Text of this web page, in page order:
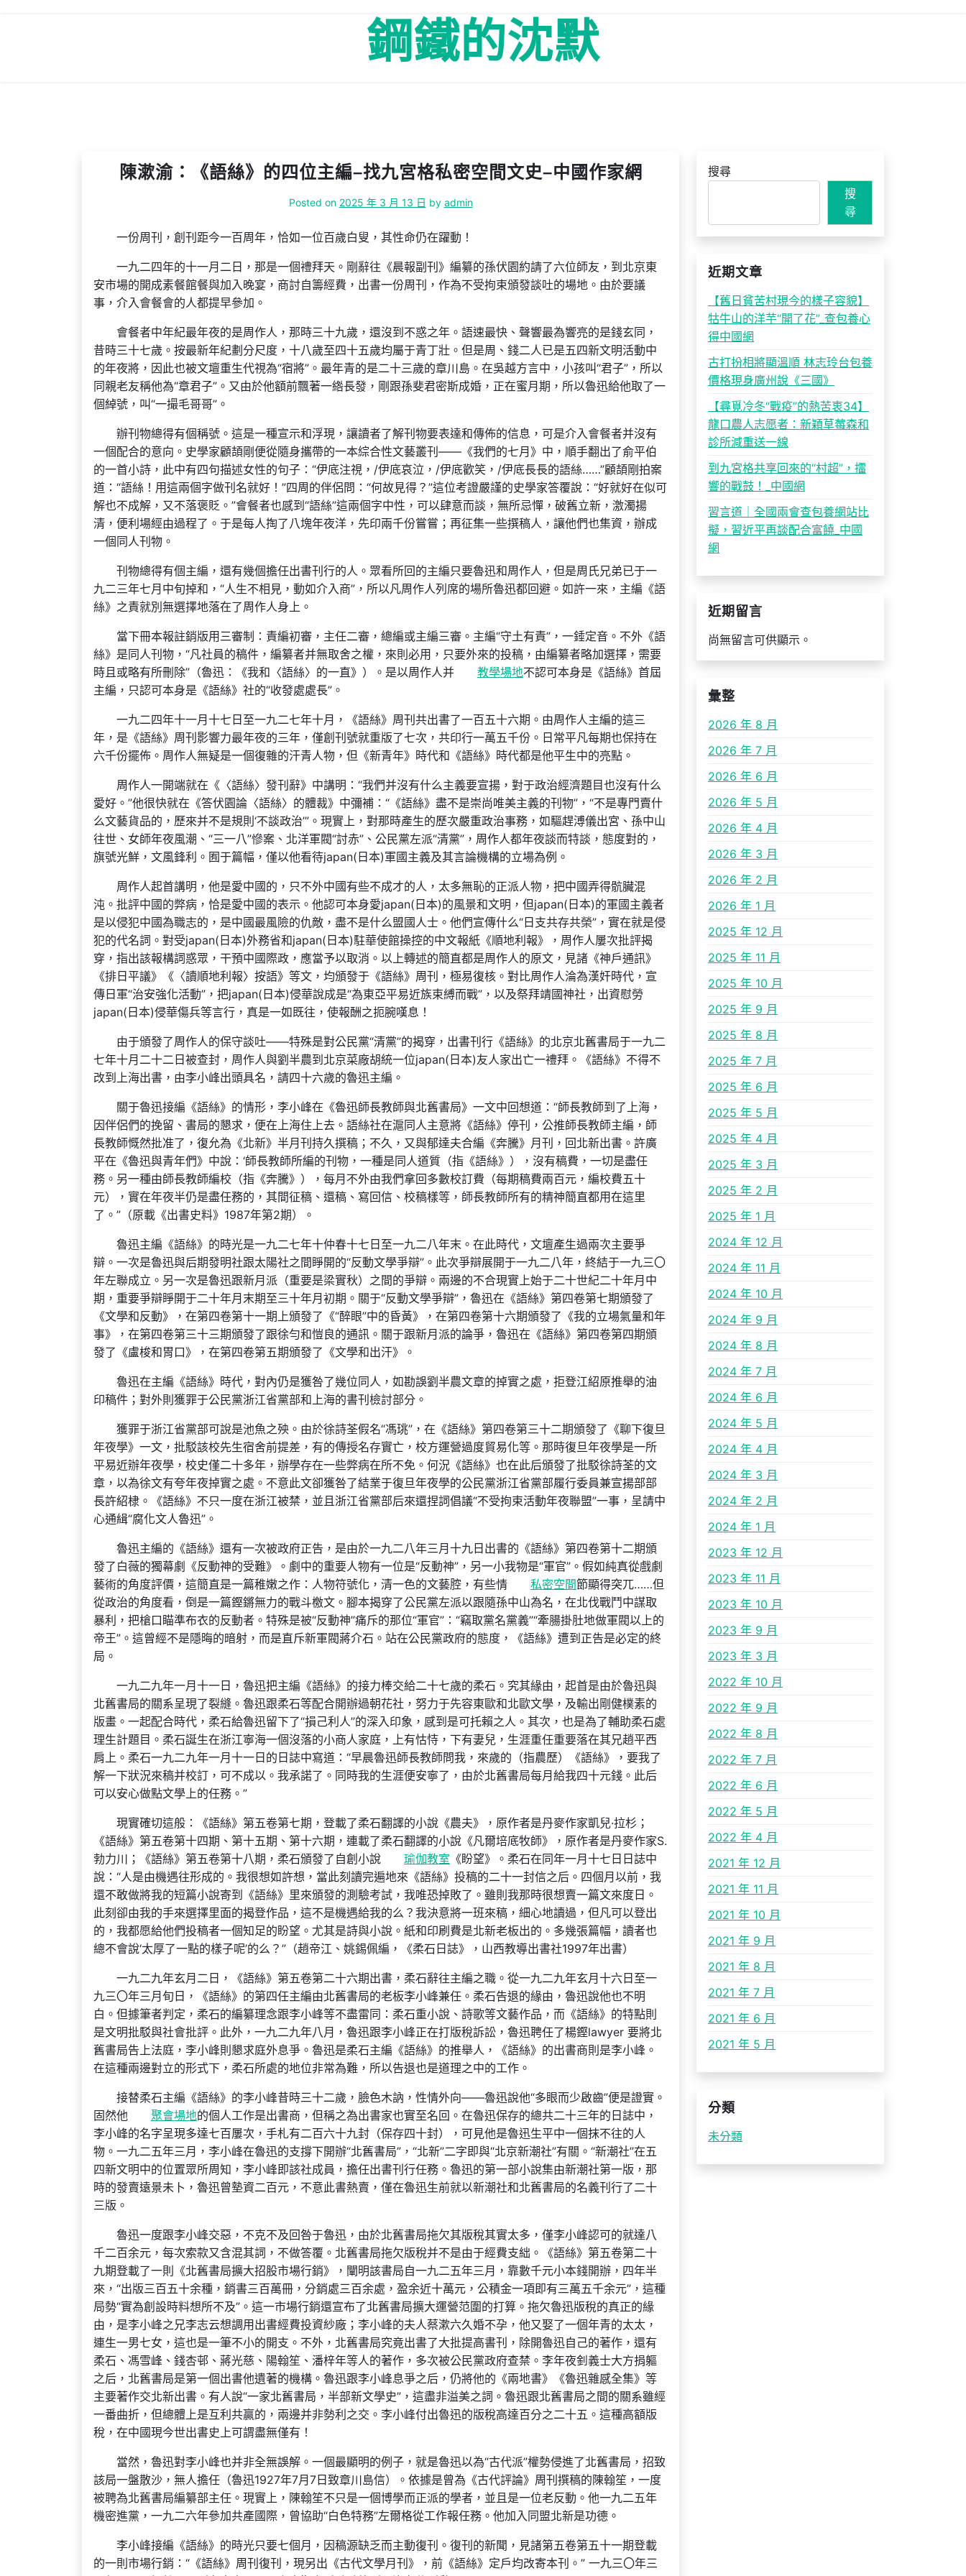
鋼鐵的沈默
陳漱渝：《語絲》的四位主編–找九宮格私密空間文史–中國作家網
Posted on 2025 年 3 月 13 日 by admin
一份周刊，創刊距今一百周年，恰如一位百歲白叟，其性命仍在躍動！
一九二四年的十一月二日，那是一個禮拜天。剛辭往《晨報副刊》編纂的孫伏園約請了六位師友，到北京東
安市場的開成素餐館餐與加入晚宴，商討自籌經費，出書一份周刊，作為不受拘束頒發談吐的場地。由於要議
事，介入會餐會的人都提早參加。
會餐者中年紀最年夜的是周作人，那時三十九歲，還沒到不惑之年。語速最快、聲響最為響亮的是錢玄同，
昔時三十七歲。按最新年紀劃分尺度，十八歲至四十五歲均屬于青丁壯。但是周、錢二人已是五四新文明活動中
的年夜將，因此也被文壇重生代視為“宿將”。最年青的是二十三歲的章川島。在吳越方言中，小孩叫“君子”，所以
同親老友稱他為“章君子”。又由於他額前飄著一綹長發，剛跟孫斐君密斯成婚，正在蜜月期，所以魯迅給他取了一
個綽號，叫“一撮毛哥哥”。
辦刊物總得有個稱號。這是一種宣示和浮現，讓讀者了解刊物要表達和傳佈的信息，可是介入會餐者并沒有
一個配合的意向。史學家顧頡剛便從隨身攜帶的一本綜合性文藝叢刊——《我們的七月》中，順手翻出了俞平伯
的一首小詩，此中有四句描述女性的句子：“伊底注視，/伊底哀泣，/伊底歡笑，/伊底長長的語絲……”顧頡剛拍案
道：“語絲！用這兩個字做刊名就好！”四周的伴侶問：“何故見得？”這位考證嚴謹的史學家答覆說：“好就好在似可
解也不成解，又不落褒貶。”會餐者也感到“語絲”這兩個字中性，可以肆意而談，無所忌憚，破舊立新，激濁揚
清，便利場經由過程了。于是每人掏了八塊年夜洋，先印兩千份嘗嘗；再征集一些撰稿人，讓他們也集資，辦成
一個同人刊物。
刊物總得有個主編，還有幾個擔任出書刊行的人。眾看所回的主編只要魯迅和周作人，但是周氏兄弟已于一
九二三年七月中旬掉和，“人生不相見，動如介入商”，所以凡周作人列席的場所魯迅都回避。如許一來，主編《語
絲》之責就別無選擇地落在了周作人身上。
當下冊本報註銷版用三審制：責編初審，主任二審，總編或主編三審。主編“守土有責”，一錘定音。不外《語
絲》是同人刊物，“凡社員的稿件，編纂者并無取舍之權，來則必用，只要外來的投稿，由編纂者略加選擇，需要
時且或略有所刪除”（魯迅：《我和〈語絲〉的一直》）。是以周作人并
教學場地不認可本身是《語絲》首屆
主編，只認可本身是《語絲》社的“收發處處長”。
一九二四年十一月十七日至一九二七年十月，《語絲》周刊共出書了一百五十六期。由周作人主編的這三
年，是《語絲》周刊影響力最年夜的三年，僅創刊號就重版了七次，共印行一萬五千份。日常平凡每期也保持在
六千份擺佈。周作人無疑是一個復雜的汗青人物，但《新青年》時代和《語絲》時代都是他平生中的亮點。
周作人一開端就在《〈語絲〉發刊辭》中講明：“我們并沒有什么主義要宣揚，對于政治經濟題目也沒有什么
愛好。”他很快就在《答伏園論〈語絲〉的體裁》中彌補：“《語絲》盡不是崇尚唯美主義的刊物”，“不是專門賣什
么文藝貨品的，歷來并不是規則‘不談政治’”。現實上，對那時產生的歷次嚴重政治事務，如驅趕溥儀出宮、孫中山
往世、女師年夜風潮、“三一八”慘案、北洋軍閥“討赤”、公民黨左派“清黨”，周作人都年夜談而特談，態度對的，
旗號光鮮，文風鋒利。囿于篇幅，僅以他看待japan(日本)軍國主義及其言論機構的立場為例。
周作人起首講明，他是愛中國的，只不外中國有些不成才的人，太多無恥的正派人物，把中國弄得骯臟混
沌。批評中國的弊病，恰是愛中國的表示。他認可本身愛japan(日本)的風景和文明，但japan(日本)的軍國主義者
是以侵犯中國為職志的，是中國最風險的仇敵，盡不是什么盟國人士。他們宣傳什么“日支共存共榮”，實在就是侵
犯的代名詞。對受japan(日本)外務省和japan(日本)駐華使館操控的中文報紙《順地利報》，周作人屢次批評揭
穿，指出該報構詞惑眾，干預中國際政，應當予以取消。以上轉述的簡直都是周作人的原文，見諸《神戶通訊》
《排日平議》《〈讀順地利報〉按語》等文，均頒發于《語絲》周刊，極易復核。對比周作人淪為漢奸時代，宣
傳日軍“治安強化活動”，把japan(日本)侵華說成是“為東亞平易近族束縛而戰”，以及祭拜靖國神社，出資慰勞
japan(日本)侵華傷兵等言行，真是一如既往，使報酬之扼腕嘆息！
由于頒發了周作人的保守談吐——特殊是對公民黨“清黨”的揭穿，出書刊行《語絲》的北京北舊書局于一九二
七年十月二十二日被查封，周作人與劉半農到北京菜廠胡統一位japan(日本)友人家出亡一禮拜。《語絲》不得不
改到上海出書，由李小峰出頭具名，請四十六歲的魯迅主編。
關于魯迅接編《語絲》的情形，李小峰在《魯迅師長教師與北舊書局》一文中回想道：“師長教師到了上海，
因伴侶們的挽留、書局的懇求，便在上海住上去。語絲社在滬同人主意將《語絲》停刊，公推師長教師主編，師
長教師慨然批准了，復允為《北新》半月刊持久撰稿；不久，又與郁達夫合編《奔騰》月刊，回北新出書。許廣
平在《魯迅與青年們》中說：‘師長教師所編的刊物，一種是同人道質（指《語絲》），沒有稿費，一切是盡任
務。另一種由師長教師編校（指《奔騰》），每月不外由我們拿回多數校訂費（每期稿費兩百元，編校費五十
元），實在年夜半仍是盡任務的，其間征稿、還稿、寫回信、校稿樣等，師長教師所有的精神簡直都用在這里
了。”（原載《出書史料》1987年第2期）。
魯迅主編《語絲》的時光是一九二七年十仲春十七日至一九二八年末。在此時代，文壇產生過兩次主要爭
辯。一次是魯迅與后期發明社跟太陽社之間睜開的“反動文學爭辯”。此次爭辯展開于一九二八年，終結于一九三〇
年左聯成立。另一次是魯迅跟新月派（重要是梁實秋）之間的爭辯。兩邊的不合現實上始于二十世紀二十年月中
期，重要爭辯睜開于二十年月末期至三十年月初期。關于“反動文學爭辯”，魯迅在《語絲》第四卷第七期頒發了
《文學和反動》，在第四卷第十一期上頒發了《“醉眼”中的昏黃》，在第四卷第十六期頒發了《我的立場氣量和年
事》，在第四卷第三十三期頒發了跟徐勻和愷良的通訊。關于跟新月派的論爭，魯迅在《語絲》第四卷第四期頒
發了《盧梭和胃口》，在第四卷第五期頒發了《文學和出汗》。
魯迅在主編《語絲》時代，對內仍是獲咎了幾位同人，如勘誤劉半農文章的掉實之處，拒登江紹原推舉的油
印稿件；對外則獲罪于公民黨浙江省黨部和上海的書刊檢討部分。
獲罪于浙江省黨部可說是池魚之殃。由於徐詩荃假名“馮珧”，在《語絲》第四卷第三十二期頒發了《聊下復旦
年夜學》一文，批駁該校先生宿舍前提差，有的傳授名存實亡，校方運營過度貿易化等。那時復旦年夜學是一所
平易近辦年夜學，校史僅二十多年，辦學存在一些弊病在所不免。何況《語絲》也在此后頒發了批駁徐詩荃的文
章，以為徐文有夸年夜掉實之處。不意此文卻獲咎了結業于復旦年夜學的公民黨浙江省黨部履行委員兼宣揚部部
長許紹棣。《語絲》不只一度在浙江被禁，並且浙江省黨部后來還捏詞倡議“不受拘束活動年夜聯盟”一事，呈請中
心通緝“腐化文人魯迅”。
魯迅主編的《語絲》還有一次被政府正告，是由於一九二八年三月十九日出書的《語絲》第四卷第十二期頒
發了白薇的獨幕劇《反動神的受難》。劇中的重要人物有一位是“反動神”，另一小我物是“軍官”。假如純真從戲劇
藝術的角度評價，這簡直是一篇稚嫩之作：人物符號化，清一色的文藝腔，有些情
私密空間節顯得突兀……但
從政治的角度看，倒是一篇鏗鏘無力的戰斗檄文。腳本揭穿了公民黨左派以跟隨孫中山為名，在北伐戰鬥中謀取
暴利，把槍口瞄準布衣的反動者。特殊是被“反動神”痛斥的那位“軍官”：“竊取黨名黨義”“牽腸掛肚地做軍閥以上的
帝王”。這曾經不是隱晦的暗射，而是直斥新軍閥蔣介石。站在公民黨政府的態度，《語絲》遭到正告是必定的終
局。
一九二九年一月十一日，魯迅把主編《語絲》的接力棒交給二十七歲的柔石。究其緣由，起首是由於魯迅與
北舊書局的關系呈現了裂縫。魯迅跟柔石等配合開辦過朝花社，努力于先容東歐和北歐文學，及輸出剛健樸素的
版畫。一起配合時代，柔石給魯迅留下了“損己利人”的深入印象，感到是可托賴之人。其次，也是為了輔助柔石處
理生計題目。柔石誕生在浙江寧海一個沒落的小商人家庭，上有怙恃，下有妻兒，生涯重任重要落在其兄趙平西
肩上。柔石一九二九年一月十一日的日誌中寫道：“早晨魯迅師長教師問我，來歲的（指農歷）《語絲》，要我了
解一下狀況來稿并校訂，可不成以。我承諾了。同時我的生涯便安寧了，由於北舊書局每月給我四十元錢。此后
可以安心做點文學上的任務。”
現實確切這般：《語絲》第五卷第七期，登載了柔石翻譯的小說《農夫》，原作者是丹麥作家凱兒·拉杉；
《語絲》第五卷第十四期、第十五期、第十六期，連載了柔石翻譯的小說《凡爾培底牧師》，原作者是丹麥作家S.
勃力川；《語絲》第五卷第十八期，柔石頒發了自創小說
瑜伽教室 《盼望》。柔石在同年一月十七日日誌中
說：“人是由機遇往形成的。我很想如許想，當此刻讀完遍地來《語絲》投稿的二十一封信之后。四個月以前，我
還不敢做將我的短篇小說寄到《語絲》里來頒發的測驗考試，我唯恐掉敗了。雖則我那時很想賣一篇文來度日。
此刻卻由我的手來選擇里面的揭登作品，這不是機遇給我的么？我決意將一班來稿，細心地讀過，但凡可以登出
的，我都愿給他們投稿者一個知足的盼望。尤其是詩與小說。紙和印刷費是北新老板出的。多幾張篇幅，讀者也
總不會說‘太厚了一點的樣子呢’的么？”（趙帝江、姚錫佩編，《柔石日誌》，山西教導出書社1997年出書）
一九二九年玄月二日，《語絲》第五卷第二十六期出書，柔石辭往主編之職。從一九二九年玄月十六日至一
九三〇年三月旬日，《語絲》的第四任主編由北舊書局的老板李小峰兼任。柔石告退的緣由，魯迅說他也不明
白。但據筆者判定，柔石的編纂理念跟李小峰等不盡雷同：柔石重小說、詩歌等文藝作品，而《語絲》的特點則
是文明批駁與社會批評。此外，一九二九年八月，魯迅跟李小峰正在打版稅訴訟，魯迅聘任了楊鏗lawyer 要將北
舊書局告上法庭，李小峰則懇求庭外息爭。魯迅是柔石主編《語絲》的推舉人，《語絲》的出書商則是李小峰。
在這種兩邊對立的形式下，柔石所處的地位非常為難，所以告退也是道理之中的工作。
接替柔石主編《語絲》的李小峰昔時三十二歲，臉色木訥，性情外向——魯迅說他“多眼而少啟齒”便是證實。
固然他
聚會場地的個人工作是出書商，但稱之為出書家也實至名回。在魯迅保存的總共二十三年的日誌中，
李小峰的名字呈現多達七百屢次，手札有二百六十九封（保存四十封），可見他是魯迅生平中一個抹不往的人
物。一九二五年三月，李小峰在魯迅的支撐下開辦“北舊書局”，“北新”二字即與“北京新潮社”有關。“新潮社”在五
四新文明中的位置眾所周知，李小峰即該社成員，擔任出書刊行任務。魯迅的第一部小說集由新潮社第一版，那
時的發賣遠景未卜，魯迅曾墊資二百元，不意此書熱賣，僅在魯迅生前就以新潮社和北舊書局的名義刊行了二十
三版。
魯迅一度跟李小峰交惡，不克不及回咎于魯迅，由於北舊書局拖欠其版稅其實太多，僅李小峰認可的就達八
千二百余元，每次索款又含混其詞，不做答覆。北舊書局拖欠版稅并不是由于經費支絀。《語絲》第五卷第二十
九期登載了一則《北舊書局擴大招股市場行銷》，闡明該書局自一九二五年三月，靠數千元小本錢開辦，四年半
來，“出版三百五十余種，銷書三百萬冊，分銷處三百余處，盈余近十萬元，公積金一項即有三萬五千余元”，這種
局勢“實為創設時料想所不及”。這一市場行銷還宣布了北舊書局擴大運營范圍的打算。拖欠魯迅版稅的真正的緣
由，是李小峰之兄李志云想調用出書經費投資紗廠；李小峰的夫人蔡漱六久婚不孕，他又娶了一個年青的太太，
連生一男七女，這也是一筆不小的開支。不外，北舊書局究竟出書了大批提高書刊，除開魯迅自己的著作，還有
柔石、馮雪峰、錢杏邨、蔣光慈、陽翰笙、潘梓年等人的著作，多次被公民黨政府查禁。李年夜釗義士大方捐軀
之后，北舊書局是第一個出書他遺著的機構。魯迅跟李小峰息爭之后，仍將他的《兩地書》《魯迅雜感全集》等
主要著作交北新出書。有人說“一家北舊書局，半部新文學史”，這盡非溢美之詞。魯迅跟北舊書局之間的關系雖經
一番曲折，但總體上是互利共贏的，兩邊并非勢利之交。李小峰付出魯迅的版稅高達百分之二十五。這種高額版
稅，在中國現今世出書史上可謂盡無僅有！
當然，魯迅對李小峰也并非全無誤解。一個最顯明的例子，就是魯迅以為“古代派”權勢侵進了北舊書局，招致
該局一盤散沙，無人擔任（魯迅1927年7月7日致章川島信）。依據是曾為《古代評論》周刊撰稿的陳翰笙，一度
被聘為北舊書局編纂部主任。現實上，陳翰笙不只是一個博學而正派的學者，並且是一位老反動。他一九二五年
機密進黨，一九二六年參加共產國際，曾協助“白色特務”左爾格從工作報任務。他加入同盟北新是功德。
李小峰接編《語絲》的時光只要七個月，因稿源缺乏而主動復刊。復刊的新聞，見諸第五卷第五十一期登載
的一則市場行銷：“《語絲》周刊復刊，現另出《古代文學月刊》，前《語絲》定戶均改寄本刊。” 一九三〇年三
搜尋
搜
尋
近期文章
【舊日貧苦村現今的樣子容貌】
牯牛山的洋芋“開了花”_查包養心
得中國網
古打扮相將顯溫順 林志玲台包養
價格現身廣州說《三國》
【尋覓冷冬“戰疫”的熱苦衷34】
龍口農人志愿者：新穎草莓森和
診所減重送一線
到九宮格共享回來的“村超”，擂
響的戰鼓！_中國網
習言道｜全國兩會查包養網站比
擬，習近平再談配合富饒_中國
網
近期留言
尚無留言可供顯示。
彙整
2026 年 8 月
2026 年 7 月
2026 年 6 月
2026 年 5 月
2026 年 4 月
2026 年 3 月
2026 年 2 月
2026 年 1 月
2025 年 12 月
2025 年 11 月
2025 年 10 月
2025 年 9 月
2025 年 8 月
2025 年 7 月
2025 年 6 月
2025 年 5 月
2025 年 4 月
2025 年 3 月
2025 年 2 月
2025 年 1 月
2024 年 12 月
2024 年 11 月
2024 年 10 月
2024 年 9 月
2024 年 8 月
2024 年 7 月
2024 年 6 月
2024 年 5 月
2024 年 4 月
2024 年 3 月
2024 年 2 月
2024 年 1 月
2023 年 12 月
2023 年 11 月
2023 年 10 月
2023 年 9 月
2023 年 3 月
2022 年 10 月
2022 年 9 月
2022 年 8 月
2022 年 7 月
2022 年 6 月
2022 年 5 月
2022 年 4 月
2021 年 12 月
2021 年 11 月
2021 年 10 月
2021 年 9 月
2021 年 8 月
2021 年 7 月
2021 年 6 月
2021 年 5 月
分類
未分類